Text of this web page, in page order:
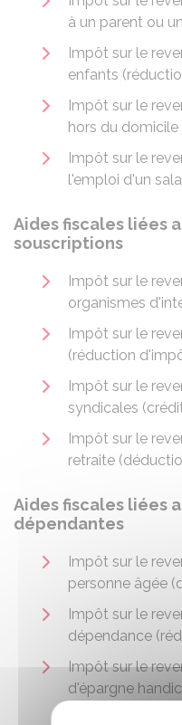
à un parent ou
Impôt sur le
enfants
Impôt sur le
hors du
Impôt sur le
l'emploi d'un
Aides fiscales liées
souscriptions
Impôt sur le
organismes
Impôt sur le
(réduction
Impôt sur le
syndicales
Impôt sur le
retraite
Aides fiscales liées
dépendantes
Impôt sur le
personne âgée
Impôt sur le
dépendance
Impôt sur le
d'épargne